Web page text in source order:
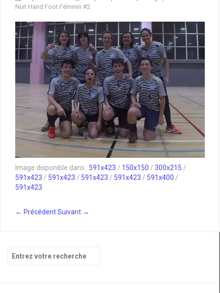
Nuit Hand Foot Féminin #2
Image disponible dans : 591x423 / 150x150 / 300x215 /
591x423 / 591x423 / 591x423 / 591x423 / 591x400 /
591x423
← PrécédentSuivant →
pour